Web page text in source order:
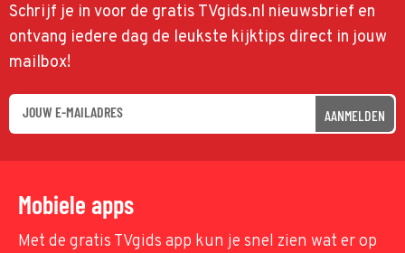
Schrijf je in voor de gratis TVgids.nl nieuwsbrief en
ontvang iedere dag de leukste kijktips direct in jouw
mailbox!
AANMELDEN
Mobiele apps
Met de gratis TVgids app kun je snel zien wat er op